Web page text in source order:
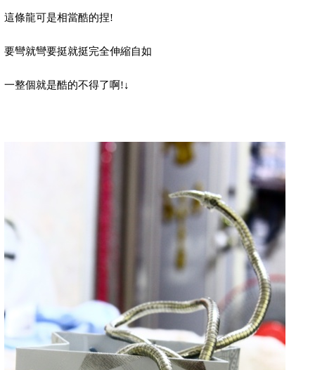
這條龍可是相當酷的捏!
要彎就彎要挺就挺完全伸縮自如
一整個就是酷的不得了啊!↓